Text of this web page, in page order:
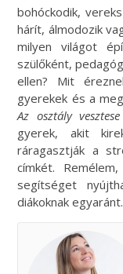
bohóckodik,
hárít, álmodozik
milyen világot
szülőként,
ellen? Mit
gyerekek és a
Az osztály vesztese
gyerek, akit
ráragasztják a
címkét.
segítséget
diákoknak egyaránt.